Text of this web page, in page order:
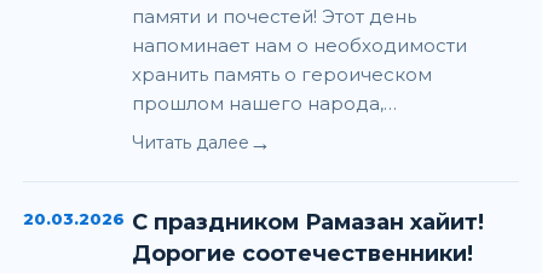
памяти и почестей! Этот день
напоминает нам о необходимости
хранить память о героическом
прошлом нашего народа,…
Читать далее →
20.03.2026 С праздником Рамазан хайит!
Дорогие соотечественники!